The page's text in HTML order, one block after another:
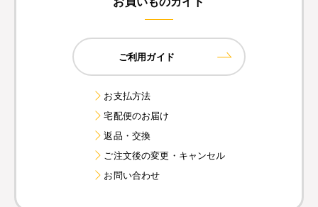
ご利用ガイド
お支払方法
宅配便のお届け
返品・交換
ご注文後の変更・キャンセル
お問い合わせ